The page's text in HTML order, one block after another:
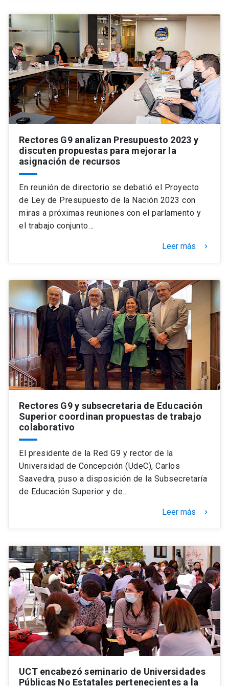
Rectores G9 analizan Presupuesto 2023 y
discuten propuestas para mejorar la
asignación de recursos
En reunión de directorio se debatió el Proyecto
de Ley de Presupuesto de la Nación 2023 con
miras a próximas reuniones con el parlamento y
el trabajo conjunto…
Leer más keyboard_arrow_right
Rectores G9 y subsecretaria de Educación
Superior coordinan propuestas de trabajo
colaborativo
El presidente de la Red G9 y rector de la
Universidad de Concepción (UdeC), Carlos
Saavedra, puso a disposición de la Subsecretaría
de Educación Superior y de…
Leer más keyboard_arrow_right
UCT encabezó seminario de Universidades
Públicas No Estatales pertenecientes a la